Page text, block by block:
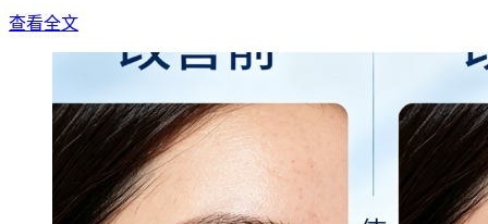
查看全文